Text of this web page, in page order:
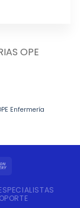
OPE
Enfermería